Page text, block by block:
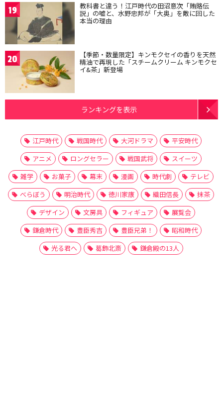
19 教科書と違う！江戸時代の田沼意次「賄賂伝
説」の嘘と、水野忠邦が「大奥」を敵に回した
本当の理由
20 【季節・数量限定】キンモクセイの香りを天然
精油で再現した「スチームクリーム キンモクセ
イ&茶」新登場
ランキングを表示
江戸時代 戦国時代 大河ドラマ
平安時代
アニメ
ロングセラー 戦国武将
スイーツ
雑学
お菓子 幕末 漫画 時代劇
テレビ
べらぼう
明治時代 徳川家康 織田信長
抹茶
デザイン
文房具 フィギュア
展覧会
鎌倉時代
豊臣秀吉 豊臣兄弟！
昭和時代
光る君へ
葛飾北斎 鎌倉殿の13人